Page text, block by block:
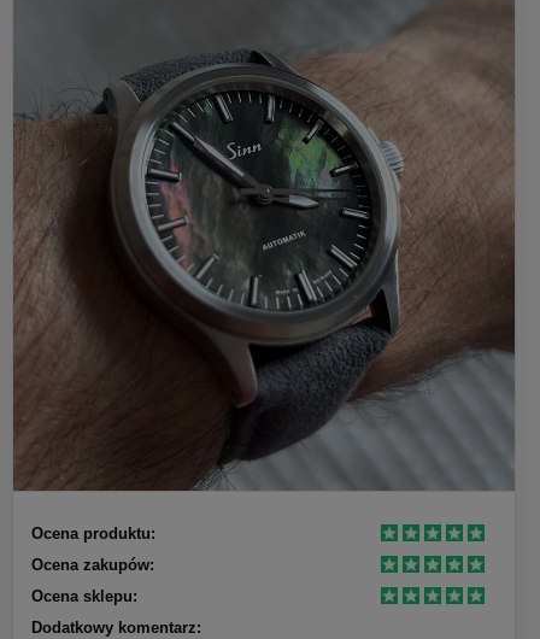
Ocena produktu:
Ocena zakupów:
Ocena sklepu:
Dodatkowy komentarz: